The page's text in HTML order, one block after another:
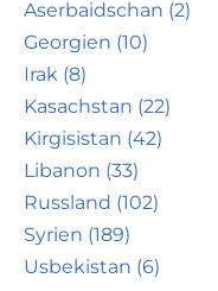
Aserbaidschan (2)
Georgien (10)
Irak (8)
Kasachstan (22)
Kirgisistan (42)
Libanon (33)
Russland (102)
Syrien (189)
Usbekistan (6)